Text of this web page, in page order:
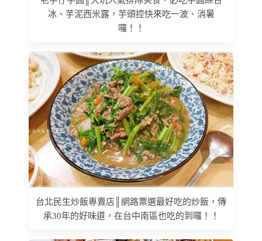
冰、芋泥西米露，芋頭控快來吃一波、消暑
囉！！
台北民生炒飯專賣店║網路票選最好吃的炒飯，傳
承30年的好味道，在台中南區也吃的到囉！！